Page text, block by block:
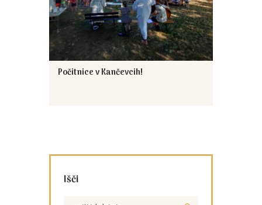
Počitnice v Kančevcih!
Išči